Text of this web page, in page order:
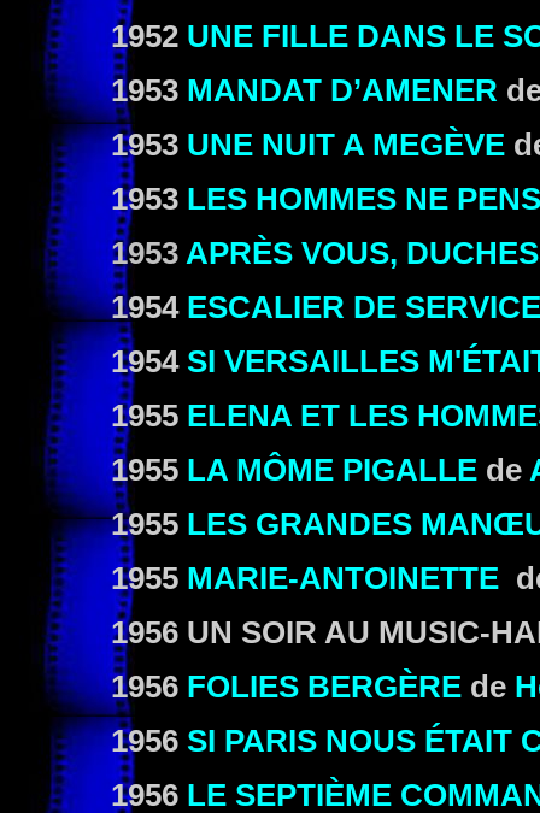
1952 UNE FILLE DANS LE
1953 MANDAT D’AMENER
1953 UNE NUIT A MEGÈVE
1953 LES HOMMES NE
1953 APRÈS VOUS,
1954 ESCALIER DE SERVICE
1954 SI VERSAILLES
1955 ELENA ET LES
1955 LA MÔME PIGALLE de
1955 LES GRANDES
1955 MARIE-ANTOINETTE
1956 UN SOIR AU MUSIC-
1956 FOLIES BERGÈRE de
1956 SI PARIS NOUS ÉTAIT
1956 LE SEPTIÈME